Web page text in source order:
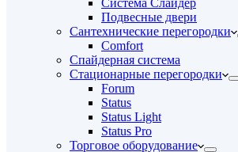
Подвесные двери
Сантехнические перегородки
Comfort
Спайдерная система
Стационарные перегородки
Forum
Status
Status Light
Status Pro
Торговое оборудование